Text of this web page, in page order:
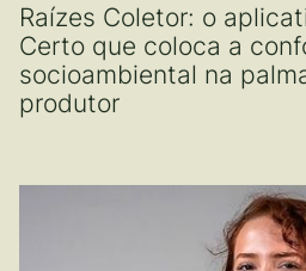
Raízes Coletor: o
Certo que coloca a
socioambiental na
produtor